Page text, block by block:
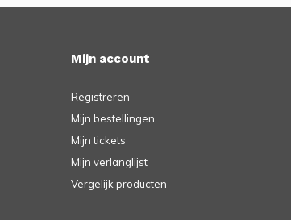
Mijn account
Registreren
Mijn bestellingen
Mijn tickets
Mijn verlanglijst
Vergelijk producten